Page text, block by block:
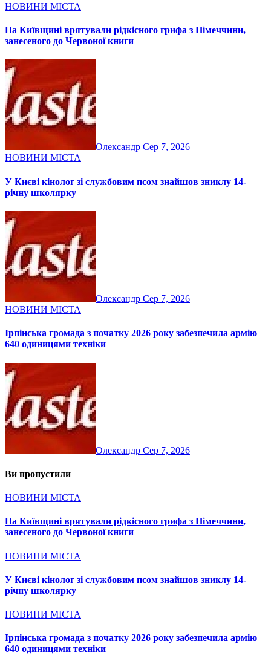
НОВИНИ МІСТА
На Київщині врятували рідкісного грифа з Німеччини,
занесеного до Червоної книги
Олександр Сер 7, 2026
НОВИНИ МІСТА
У Києві кінолог зі службовим псом знайшов зниклу 14-
річну школярку
Олександр Сер 7, 2026
НОВИНИ МІСТА
Ірпінська громада з початку 2026 року забезпечила армію
640 одиницями техніки
Олександр Сер 7, 2026
Ви пропустили
НОВИНИ МІСТА
На Київщині врятували рідкісного грифа з Німеччини,
занесеного до Червоної книги
НОВИНИ МІСТА
У Києві кінолог зі службовим псом знайшов зниклу 14-
річну школярку
НОВИНИ МІСТА
Ірпінська громада з початку 2026 року забезпечила армію
640 одиницями техніки